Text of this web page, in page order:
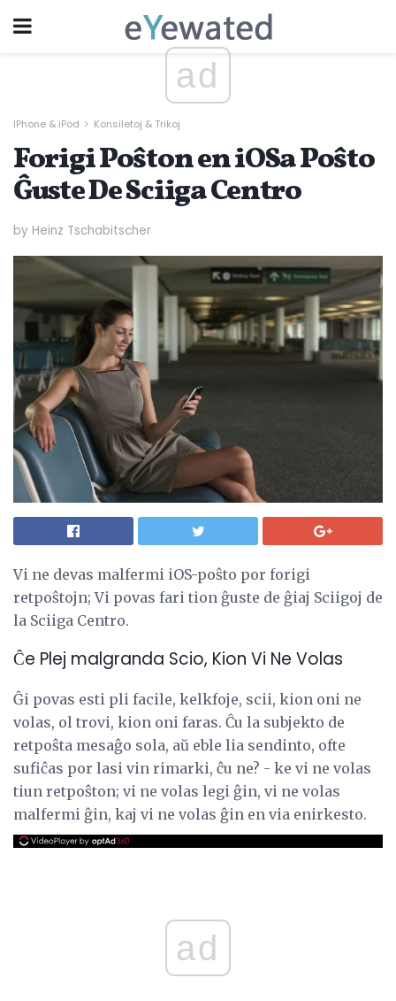
ad
IPhone & iPod Konsiletoj & Trikoj
Forigi Poŝton en iOSa Poŝto
Ĝuste De Sciiga Centro
by Heinz Tschabitscher
Vi ne devas malfermi iOS-poŝto por forigi
retpoŝtojn; Vi povas fari tion ĝuste de ĝiaj Sciigoj de
la Sciiga Centro.
Ĉe Plej malgranda Scio, Kion Vi Ne Volas
Ĝi povas esti pli facile, kelkfoje, scii, kion oni ne
volas, ol trovi, kion oni faras. Ĉu la subjekto de
retpoŝta mesaĝo sola, aŭ eble lia sendinto, ofte
sufiĉas por lasi vin rimarki, ĉu ne? - ke vi ne volas
tiun retpoŝton; vi ne volas legi ĝin, vi ne volas
malfermi ĝin, kaj vi ne volas ĝin en via enirkesto.
ad